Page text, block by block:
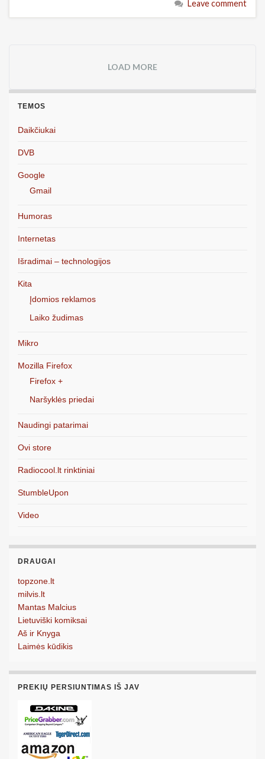
Leave comment
LOAD MORE
TEMOS
Daikčiukai
DVB
Google
Gmail
Humoras
Internetas
Išradimai – technologijos
Kita
Įdomios reklamos
Laiko žudimas
Mikro
Mozilla Firefox
Firefox +
Naršyklės priedai
Naudingi patarimai
Ovi store
Radiocool.lt rinktiniai
StumbleUpon
Video
DRAUGAI
topzone.lt
milvis.lt
Mantas Malcius
Lietuviški komiksai
Aš ir Knyga
Laimės kūdikis
PREKIŲ PERSIUNTIMAS IŠ JAV